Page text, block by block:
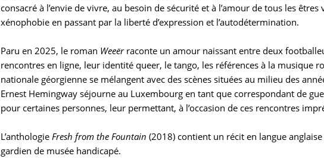
consacré à l’envie de vivre, au besoin de sécurité et à l’amour de tous les
xénophobie en passant par la liberté d’expression et l’autodétermination.
Paru en 2025, le roman Weeër raconte un amour naissant entre deux
rencontres en ligne, leur identité queer, le tango, les références à la musique
nationale géorgienne se mélangent avec des scènes situées au milieu des
Ernest Hemingway séjourne au Luxembourg en tant que correspondant de
pour certaines personnes, leur permettant, à l’occasion de ces rencontres
L’anthologie Fresh from the Fountain (2018) contient un récit en langue
gardien de musée handicapé.